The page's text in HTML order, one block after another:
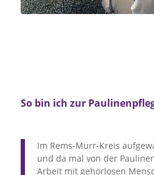
So bin ich zur
Im Rems-Murr-Kreis
und da mal von der
Arbeit mit gehörlosen